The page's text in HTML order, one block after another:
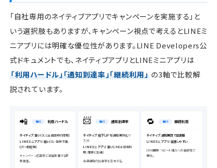
「自社専用のネイティブアプリでキャンペーンを実施する」と
いう選択肢もありますが、キャンペーン視点で考えるとLINEミ
ニアプリには明確な優位性があります。LINE Developers公
式ドキュメントでも、ネイティブアプリとLINEミニアプリは
「利用ハードル」「通知到達率」「継続利用」の3軸で比較解
説されています。
📲 軸01 利用ハードル
ネイティブ:高い(DLと会員登録の障壁)
LINEミニアプリ:低い(DL・登録不要、
QR→即起動)
キャンペーン応募率に直接影響する最
重要差。
📨 軸02 通知到達率
ネイティブ:低下しがち(通知無効化リ
スク)
LINEミニアプリ:高い(LINEは日常利
用、確実に到達)
当選通知の到達率を左右する。
🔁 軸03 継続利用
ネイティブ:通知無効で促進難
LINEミニアプリ:促進しやすい
CRM展開・リピート購入への接続性で
優位。